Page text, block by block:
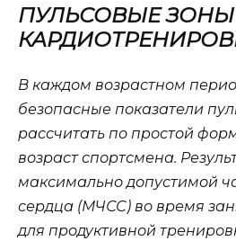
ПУЛЬСОВЫЕ ЗОНЫ
В каждом возрастном
безопасные показатели
рассчитать по простой
возраст спортсмена.
максимально допустимой
сердца (МЧСС) во время
для продуктивной